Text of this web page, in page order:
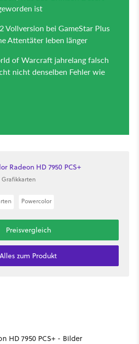
Radeon HD 7950 PCS+
Grafikkarten
Powercolor
Preisvergleich
Alles zum Produkt
HD 7950 PCS+ - Bilder